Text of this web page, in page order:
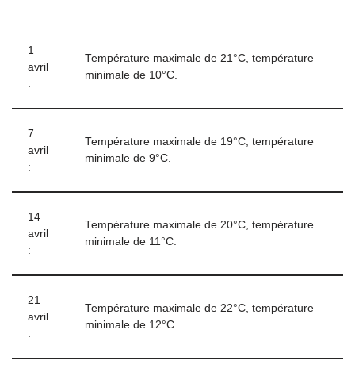
1
avril
:
Température maximale de 21°C, température
minimale de 10°C.
7
avril
:
Température maximale de 19°C, température
minimale de 9°C.
14
avril
:
Température maximale de 20°C, température
minimale de 11°C.
21
avril
:
Température maximale de 22°C, température
minimale de 12°C.